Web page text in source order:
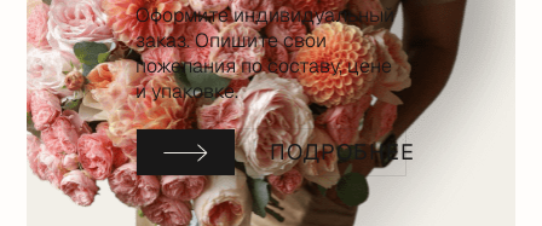
Оформите индивидуальный
заказ. Опишите свои
пожелания по составу, цене
и упаковке.
ПОДРОБНЕЕ